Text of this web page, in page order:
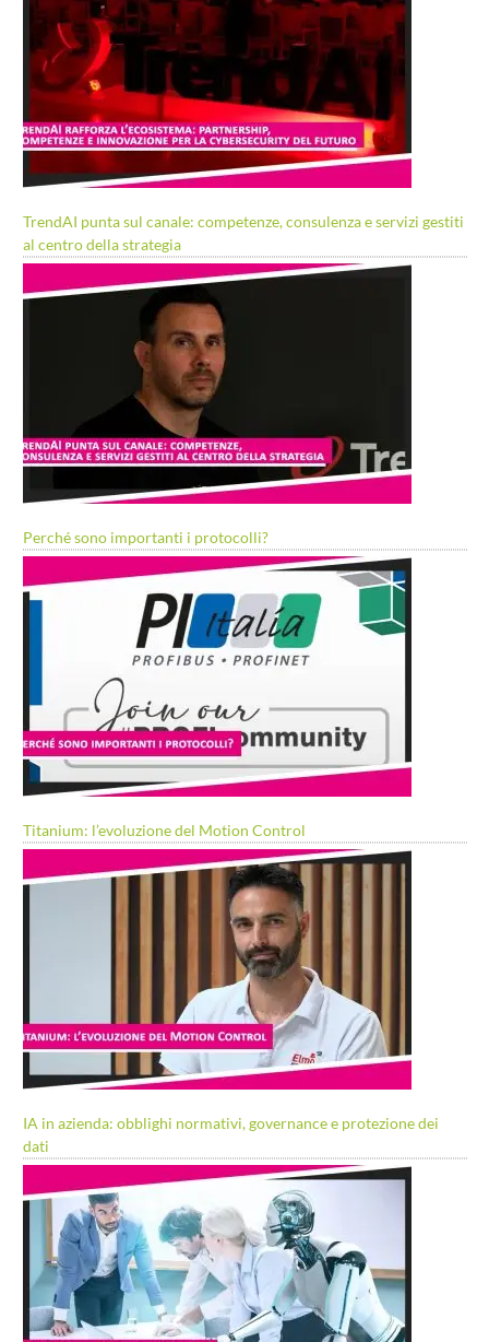
TrendAI punta sul canale: competenze, consulenza e servizi gestiti
al centro della strategia
Perché sono importanti i protocolli?
Titanium: l’evoluzione del Motion Control
IA in azienda: obblighi normativi, governance e protezione dei
dati